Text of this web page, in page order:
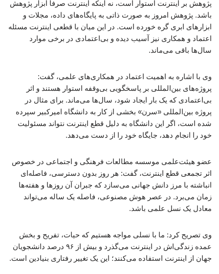
پژوهش بر اینترنت استوار است، نه اینکه اینترنت صرفاً ابزار پژوهش
باشد. پژوهش امروز به صورت ذاتی به پایگاه‌های داده، مجلات و
ابزارهای ابری گره خورده است. در این میان با قطعی اینترنت مسئله
اعتماد و همکاری نیز آسیب دیده و بی‌اعتمادی در برخی موارد
سال‌ها باقی می‌ماند.
وی با اشاره به اهمیت اعتماد در همکاری‌های علمی، گفت:
پروژه‌های بین‌المللی بر پاسخگویی بی‌وقفه استوار هستند و اثر
بی‌اعتمادی که یک بار ایجاد شود، سال‌ها می‌ماند. برای مثال در
پروژه بین‌المللی «سرن» بخشی از کار به دانشگاه امیرکبیر سپرده
شده است، اگر این دانشگاه به دلیل قطع اینترنت نتواند مسئولیت
خود را انجام دهد، جایگاه خود را از دست می‌دهد.
عضو هیئت‌علمی موسسه مطالعات فرهنگی و اجتماعی در خصوص
اثر تجمعی قطع اینترنت، گفت: هر روز بدون دسترسی، فاصله‌ای
انباشته با مرز دانش جهانی می‌سازد که جبران آن روزها و هفته‌ها
زمان می‌برد. در عصر هوش مصنوعی، فاصله یک ساله می‌تواند
معادل یک نسل علمی باشد.
وی تصریح کرد: ما با نسلی مواجه هستیم که حیات، تفریح و بخش
عمده زندگی‌اش در اینترنت می‌گذرد و بیش از ۹۶ درصد دانشجویان
جهان از اینترنت استفاده می‌کنند؛ این یک تغییر رفتاری بنیادین است.